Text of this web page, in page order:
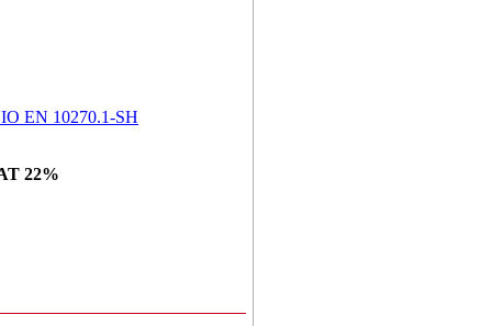
EN 10270.1-SH
22%